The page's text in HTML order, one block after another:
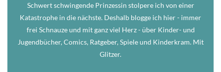
Schwert schwingende Prinzessin stolpere ich von einer
Katastrophe in die nächste. Deshalb blogge ich hier - immer
frei Schnauze und mit ganz viel Herz - über Kinder- und
Jugendbücher, Comics, Ratgeber, Spiele und Kinderkram. Mit
Glitzer.